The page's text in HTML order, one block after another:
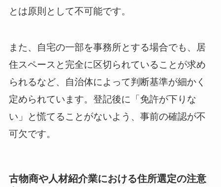
とは原則として不可能です。
また、自宅の一部を事務所とする場合でも、居
住スペースと完全に区切られていることが求め
られるなど、自治体によって判断基準が細かく
定められています。登記後に「免許が下りな
い」と慌てることがないよう、事前の確認が不
可欠です。
古物商や人材紹介業における住所選定の注意